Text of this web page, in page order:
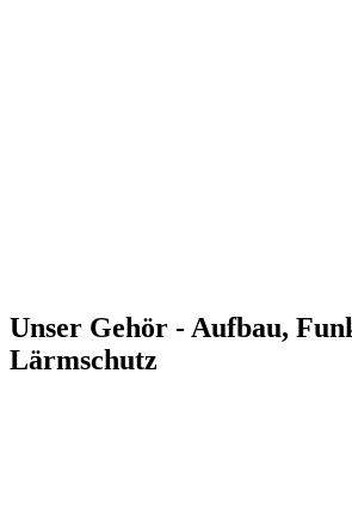
Unser Gehör - Aufbau,
Lärmschutz